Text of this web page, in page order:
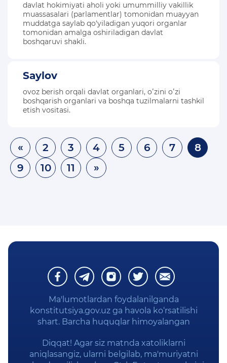
davlat hokimiyati aholi yoki umummilliy vakillik
muassasalari (parlamentlar) tomonidan muayyan
muddatga saylab qo‘yiladigan yuqori organlar
tomonidan amalga oshiriladigan davlat
boshqaruvi shakli.
Saylov
ovoz berish orqali davlat organlari, oʻzini oʻzi
boshqarish organlari va boshqa tuzilmalarni tashkil
etish vositasi.
« 2 3 4 5 6 7
8
9
10 11 »
Ma'lumotlardan foydalanilganda
konstitutsiya.gov.uz ga havola ko‘rsatilishi
shart. Barcha huquqlar himoyalangan
Diqqat! Agar siz matnda xatoliklarni
aniqlasangiz, ularni belgilab, ma'muriyatni